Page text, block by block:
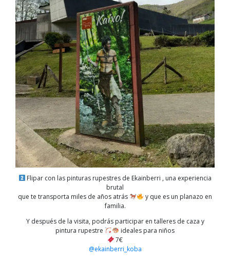
Flipar con las pinturas rupestres de Ekainberri , una experiencia
brutal
que te transporta miles de años atrás
y que es un planazo en
familia.
Y después de la visita, podrás participar en talleres de caza y
pintura rupestre
ideales para niños
7€
@ekainberri_koba